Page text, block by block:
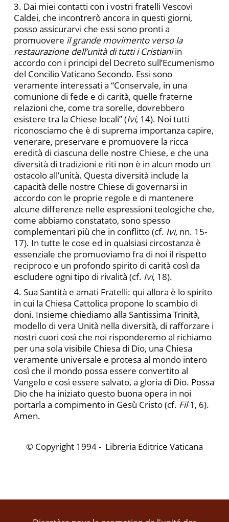
3. Dai miei contatti con i vostri fratelli Vescovi
Caldei, che incontrerò ancora in questi giorni,
posso assicurarvi che essi sono pronti a
promuovere il grande movimento verso la
restaurazione dell’unità di tutti i Cristianiin
accordo con i principi del Decreto sull’Ecumenismo
del Concilio Vaticano Secondo. Essi sono
veramente interessati a “Conservale, in una
comunione di fede e di carità, quelle fraterne
relazioni che, come tra sorelle, dovrebbero
esistere tra la Chiese locali” (Ivi, 14). Noi tutti
riconosciamo che è di suprema importanza capire,
venerare, preservare e promuovere la ricca
eredità di ciascuna delle nostre Chiese, e che una
diversità di tradizioni e riti non è in alcun modo un
ostacolo all’unità. Questa diversità include la
capacità delle nostre Chiese di governarsi in
accordo con le proprie regole e di mantenere
alcune differenze nelle espressioni teologiche che,
come abbiamo constatato, sono spesso
complementari più che in conflitto (cf. Ivi, nn. 15-
17). In tutte le cose ed in qualsiasi circostanza è
essenziale che promuoviamo fra di noi il rispetto
reciproco e un profondo spirito di carità così da
escludere ogni tipo di rivalità (cf. Ivi, 18).
4. Sua Santità e amati Fratelli: qui allora è lo spirito
in cui la Chiesa Cattolica propone lo scambio di
doni. Insieme chiediamo alla Santissima Trinità,
modello di vera Unità nella diversità, di rafforzare i
nostri cuori così che noi risponderemo al richiamo
per una sola visibile Chiesa di Dio, una Chiesa
veramente universale e protesa al mondo intero
così che il mondo possa essere convertito al
Vangelo e così essere salvato, a gloria di Dio. Possa
Dio che ha iniziato questo buona opera in noi
portarla a compimento in Gesù Cristo (cf. Fil1, 6).
Amen.
© Copyright 1994 - Libreria Editrice Vaticana